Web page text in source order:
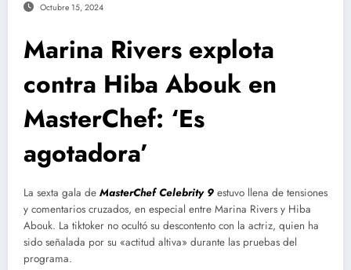
Octubre 15, 2024
Marina Rivers explota
contra Hiba Abouk en
MasterChef: ‘Es
agotadora’
La sexta gala de MasterChef Celebrity 9 estuvo llena de tensiones
y comentarios cruzados, en especial entre Marina Rivers y Hiba
Abouk. La tiktoker no ocultó su descontento con la actriz, quien ha
sido señalada por su «actitud altiva» durante las pruebas del
programa.